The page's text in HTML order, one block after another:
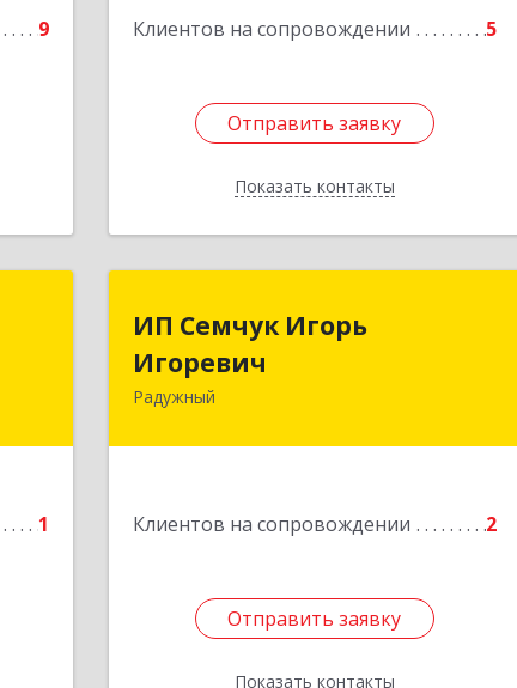
9 Клиентов на сопровождении 5
Отправить заявку
Показать контакты
Отправить заявку
Назад
1
ИП Семчук Игорь
Игоревич
Радужный
Клиентов на сопровождении 2
Отправить заявку
Показать контакты
Игоревич
628464, ХМАО-Югра, г. Радужный, 1
Отправить заявку
Назад